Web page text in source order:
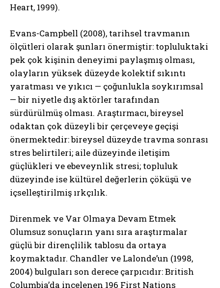
Gizlilik politikasınıokudum, onaylıyorum.
Heart, 1999).
Evans-Campbell (2008), tarihsel travmanın
ölçütleri olarak şunları önermiştir: topluluktaki
pek çok kişinin deneyimi paylaşmış olması,
olayların yüksek düzeyde kolektif sıkıntı
yaratması ve yıkıcı — çoğunlukla soykırımsal
— bir niyetle dış aktörler tarafından
sürdürülmüş olması. Araştırmacı, bireysel
odaktan çok düzeyli bir çerçeveye geçişi
önermektedir: bireysel düzeyde travma sonrası
stres belirtileri; aile düzeyinde iletişim
güçlükleri ve ebeveynlik stresi; topluluk
düzeyinde ise kültürel değerlerin çöküşü ve
içselleştirilmiş ırkçılık.
Direnmek ve Var Olmaya Devam Etmek
Olumsuz sonuçların yanı sıra araştırmalar
güçlü bir dirençlilik tablosu da ortaya
koymaktadır. Chandler ve Lalonde’un (1998,
2004) bulguları son derece çarpıcıdır: British
Columbia’da incelenen 196 First Nations